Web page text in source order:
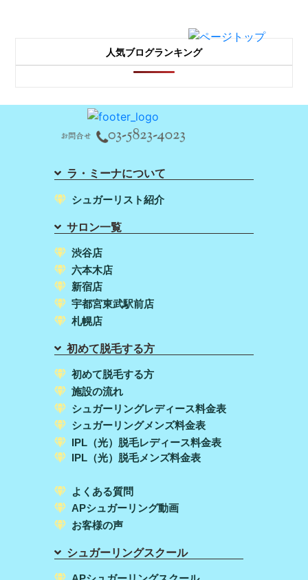
人気ブログランキング
ラ・ミーナについて
シュガーリスト紹介
サロン一覧
渋谷店
六本木店
新宿店
宇都宮東武駅前店
札幌店
初めて脱毛する方
初めて脱毛する方
施設の流れ
シュガーリングレディース料金表
シュガーリングメンズ料金表
IPL（光）脱毛レディース料金表
IPL（光）脱毛メンズ料金表
よくある質問
APシュガーリング動画
お客様の声
シュガーリングスクール